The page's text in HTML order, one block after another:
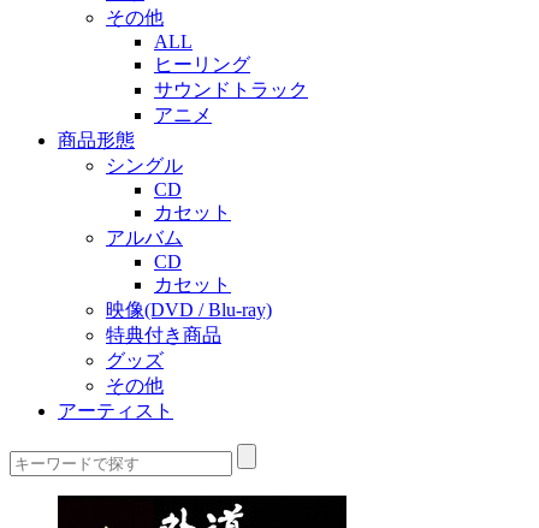
その他
ALL
ヒーリング
サウンドトラック
アニメ
商品形態
シングル
CD
カセット
アルバム
CD
カセット
映像(DVD / Blu-ray)
特典付き商品
グッズ
その他
アーティスト